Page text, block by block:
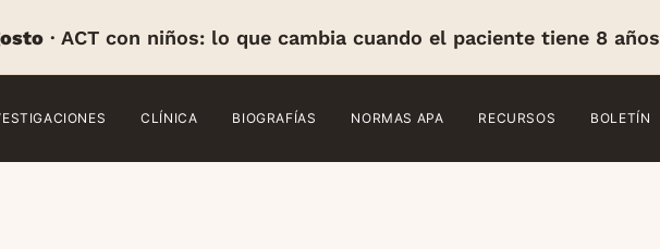
· ACT con niños: lo que cambia cuando el paciente tiene 8 años
CLÍNICA BIOGRAFÍAS NORMAS APA RECURSOS BOLETÍN